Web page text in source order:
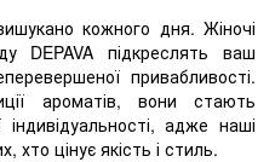
кожного дня. Жіночі
DEPAVA підкреслять ваш
привабливості.
ароматів, вони стають
адже наші
хто цінує якість і стиль.